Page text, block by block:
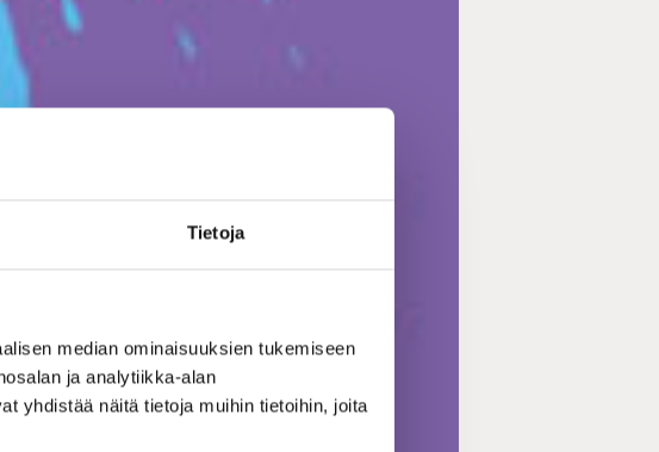
Tietoja
median ominaisuuksien tukemiseen
ja analytiikka-alan
yhdistää näitä tietoja muihin tietoihin, joita